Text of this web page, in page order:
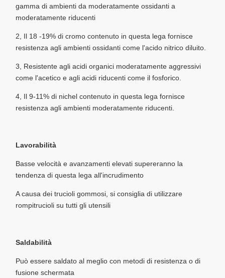
gamma di ambienti da moderatamente ossidanti a
moderatamente riducenti
2, Il 18 -19% di cromo contenuto in questa lega fornisce
resistenza agli ambienti ossidanti come l'acido nitrico diluito.
3, Resistente agli acidi organici moderatamente aggressivi
come l'acetico e agli acidi riducenti come il fosforico.
4, Il 9-11% di nichel contenuto in questa lega fornisce
resistenza agli ambienti moderatamente riducenti.
Lavorabilità
Basse velocità e avanzamenti elevati supereranno la
tendenza di questa lega all'incrudimento
A causa dei trucioli gommosi, si consiglia di utilizzare
rompitrucioli su tutti gli utensili
Saldabilità
Può essere saldato al meglio con metodi di resistenza o di
fusione schermata